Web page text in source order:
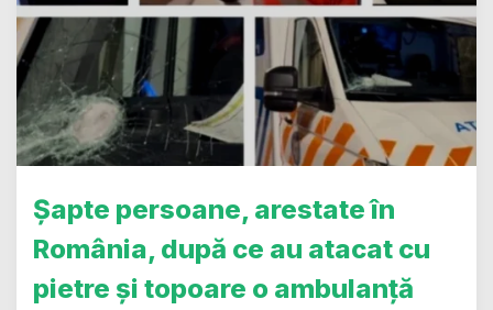
Șapte persoane, arestate în
România, după ce au atacat cu
pietre și topoare o ambulanță